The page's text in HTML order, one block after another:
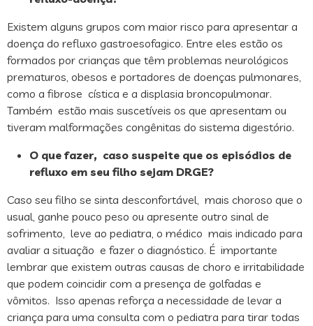
Existem alguns grupos com maior risco para apresentar a
doença do refluxo gastroesofagico. Entre eles estão os
formados por crianças que têm problemas neurológicos
prematuros, obesos e portadores de doenças pulmonares,
como a fibrose cística e a displasia broncopulmonar.
Também estão mais suscetíveis os que apresentam ou
tiveram malformações congênitas do sistema digestório.
O que fazer, caso suspeite que os episódios de
refluxo em seu filho sejam DRGE?
Caso seu filho se sinta desconfortável, mais choroso que o
usual, ganhe pouco peso ou apresente outro sinal de
sofrimento, leve ao pediatra, o médico mais indicado para
avaliar a situação e fazer o diagnóstico. É importante
lembrar que existem outras causas de choro e irritabilidade
que podem coincidir com a presença de golfadas e
vômitos. Isso apenas reforça a necessidade de levar a
criança para uma consulta com o pediatra para tirar todas